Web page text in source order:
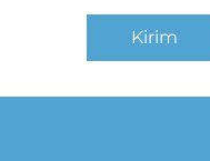
Kirim